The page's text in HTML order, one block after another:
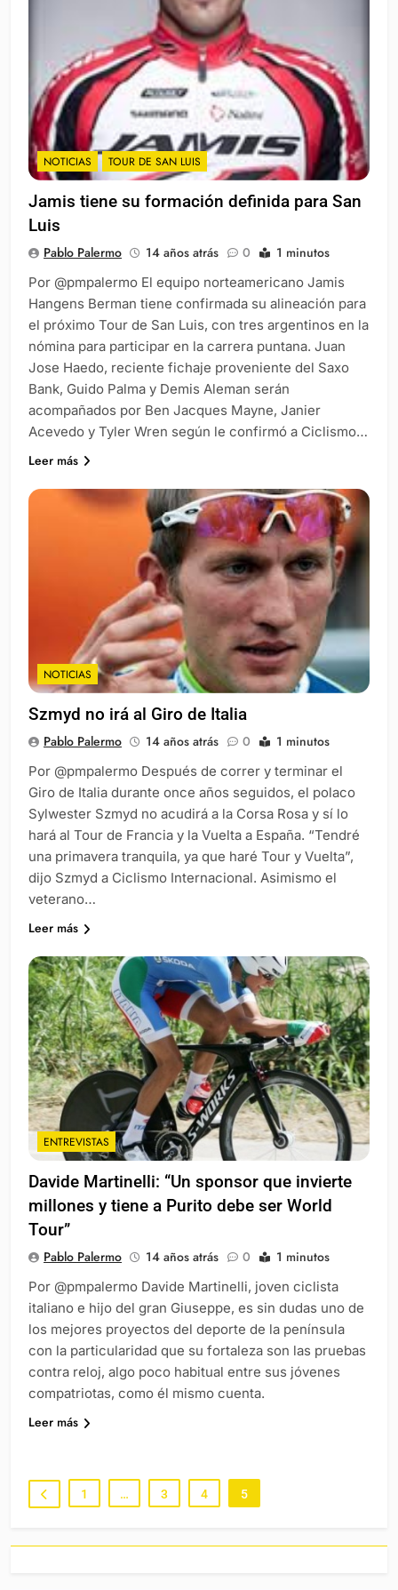
NOTICIAS TOUR DE SAN LUIS
Jamis tiene su formación definida para San
Luis
Pablo Palermo 14 años atrás 0 1 minutos
Por @pmpalermo El equipo norteamericano Jamis
Hangens Berman tiene confirmada su alineación para
el próximo Tour de San Luis, con tres argentinos en la
nómina para participar en la carrera puntana. Juan
Jose Haedo, reciente fichaje proveniente del Saxo
Bank, Guido Palma y Demis Aleman serán
acompañados por Ben Jacques Mayne, Janier
Acevedo y Tyler Wren según le confirmó a Ciclismo…
Leer más
NOTICIAS
Szmyd no irá al Giro de Italia
Pablo Palermo 14 años atrás 0 1 minutos
Por @pmpalermo Después de correr y terminar el
Giro de Italia durante once años seguidos, el polaco
Sylwester Szmyd no acudirá a la Corsa Rosa y sí lo
hará al Tour de Francia y la Vuelta a España. “Tendré
una primavera tranquila, ya que haré Tour y Vuelta”,
dijo Szmyd a Ciclismo Internacional. Asimismo el
veterano…
Leer más
ENTREVISTAS
Davide Martinelli: “Un sponsor que invierte
millones y tiene a Purito debe ser World
Tour”
Pablo Palermo 14 años atrás 0 1 minutos
Por @pmpalermo Davide Martinelli, joven ciclista
italiano e hijo del gran Giuseppe, es sin dudas uno de
los mejores proyectos del deporte de la península
con la particularidad que su fortaleza son las pruebas
contra reloj, algo poco habitual entre sus jóvenes
compatriotas, como él mismo cuenta.
Leer más
1 … 3 4 5